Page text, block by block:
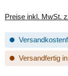
Preise inkl. MwSt.
Versandfertig